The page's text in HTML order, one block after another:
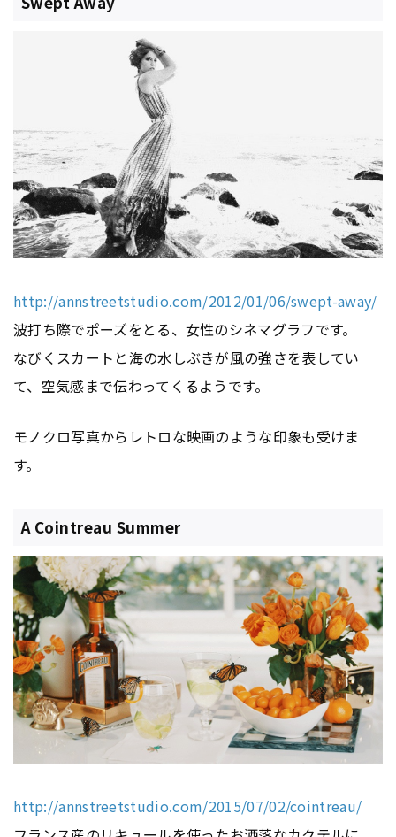
http://annstreetstudio.com/2012/01/06/swept-away/
波打ち際でポーズをとる、女性のシネマグラフです。
なびくスカートと海の水しぶきが風の強さを表してい
て、空気感まで伝わってくるようです。
モノクロ写真からレトロな映画のような印象も受けま
す。
A Cointreau Summer
http://annstreetstudio.com/2015/07/02/cointreau/